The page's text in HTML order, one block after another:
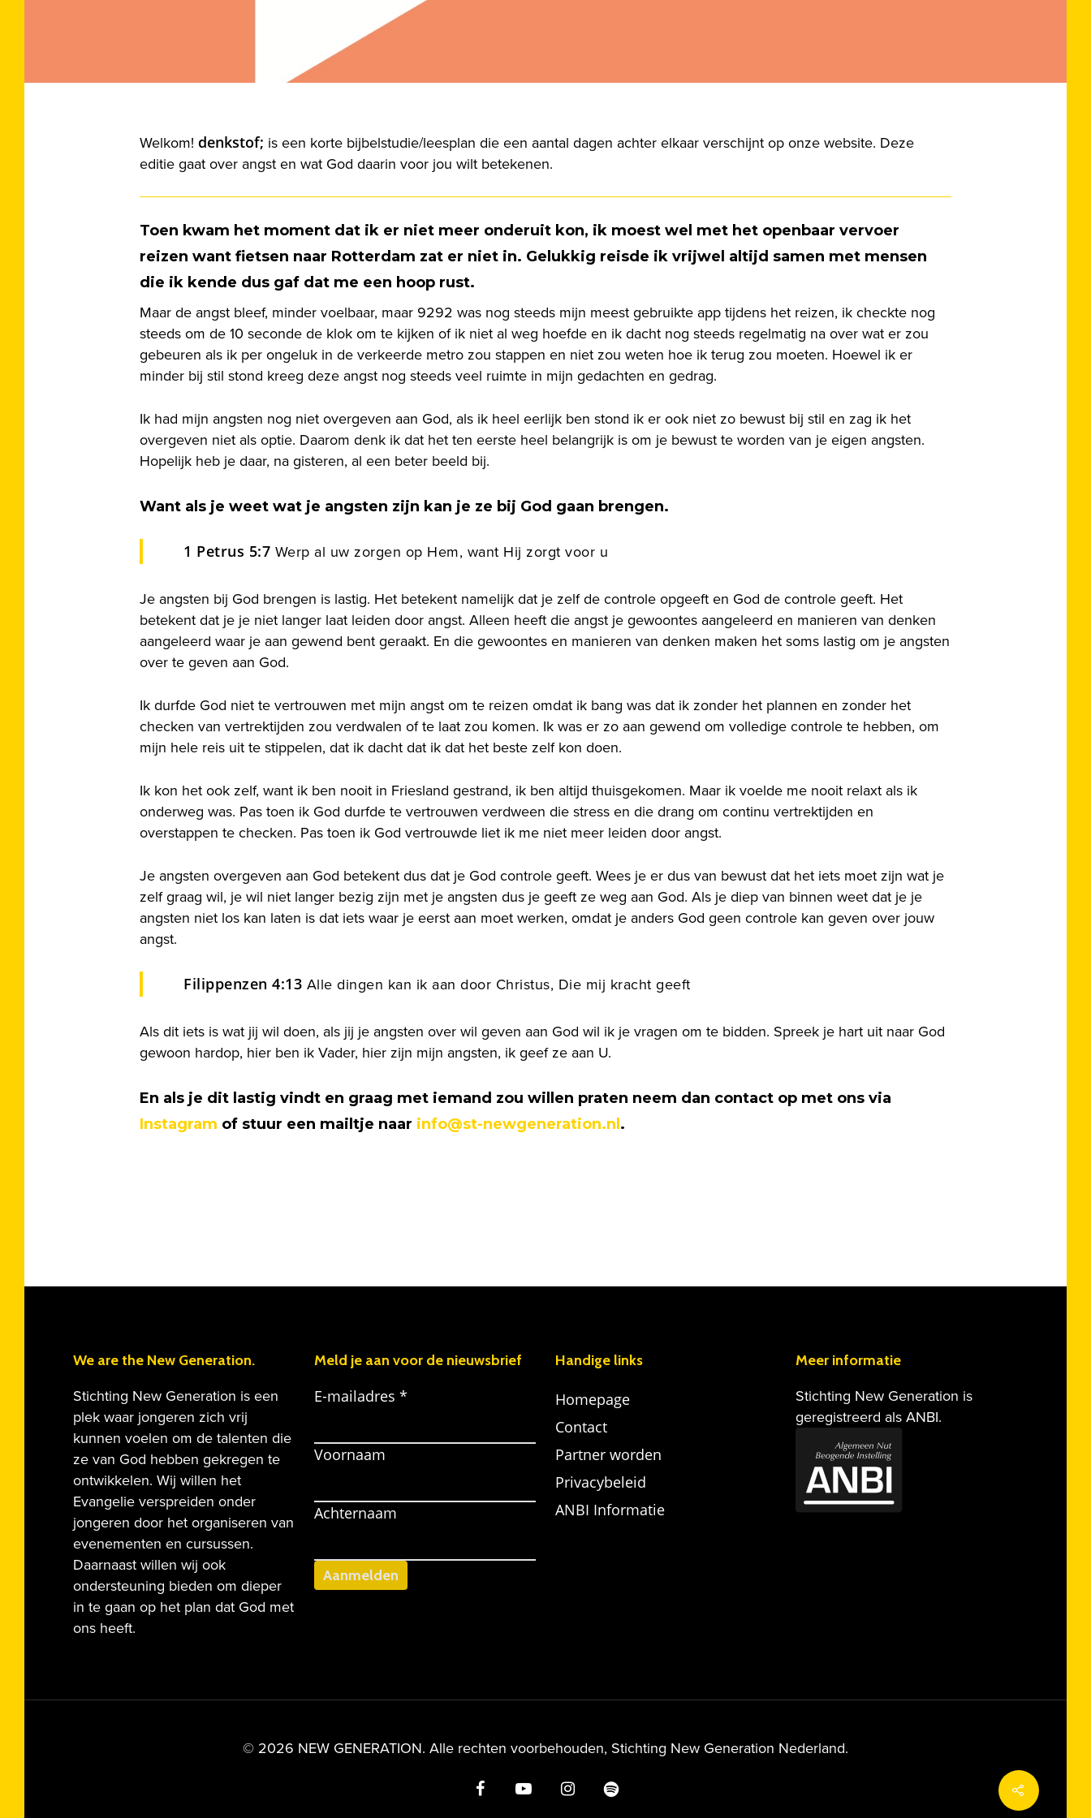
Hit enter to search or ESC to close
Welkom! denkstof; is een korte bijbelstudie/leesplan die een aantal dagen achter elkaar verschijnt op onze website. Deze
editie gaat over angst en wat God daarin voor jou wilt betekenen.
Toen kwam het moment dat ik er niet meer onderuit kon, ik moest wel met het openbaar vervoer
reizen want fietsen naar Rotterdam zat er niet in. Gelukkig reisde ik vrijwel altijd samen met mensen
die ik kende dus gaf dat me een hoop rust.
Maar de angst bleef, minder voelbaar, maar 9292 was nog steeds mijn meest gebruikte app tijdens het reizen, ik checkte nog
steeds om de 10 seconde de klok om te kijken of ik niet al weg hoefde en ik dacht nog steeds regelmatig na over wat er zou
gebeuren als ik per ongeluk in de verkeerde metro zou stappen en niet zou weten hoe ik terug zou moeten. Hoewel ik er
minder bij stil stond kreeg deze angst nog steeds veel ruimte in mijn gedachten en gedrag.
Ik had mijn angsten nog niet overgeven aan God, als ik heel eerlijk ben stond ik er ook niet zo bewust bij stil en zag ik het
overgeven niet als optie. Daarom denk ik dat het ten eerste heel belangrijk is om je bewust te worden van je eigen angsten.
Hopelijk heb je daar, na gisteren, al een beter beeld bij.
Want als je weet wat je angsten zijn kan je ze bij God gaan brengen.
1 Petrus 5:7 Werp al uw zorgen op Hem, want Hij zorgt voor u
Je angsten bij God brengen is lastig. Het betekent namelijk dat je zelf de controle opgeeft en God de controle geeft. Het
betekent dat je je niet langer laat leiden door angst. Alleen heeft die angst je gewoontes aangeleerd en manieren van denken
aangeleerd waar je aan gewend bent geraakt. En die gewoontes en manieren van denken maken het soms lastig om je angsten
over te geven aan God.
Ik durfde God niet te vertrouwen met mijn angst om te reizen omdat ik bang was dat ik zonder het plannen en zonder het
checken van vertrektijden zou verdwalen of te laat zou komen. Ik was er zo aan gewend om volledige controle te hebben, om
mijn hele reis uit te stippelen, dat ik dacht dat ik dat het beste zelf kon doen.
Ik kon het ook zelf, want ik ben nooit in Friesland gestrand, ik ben altijd thuisgekomen. Maar ik voelde me nooit relaxt als ik
onderweg was. Pas toen ik God durfde te vertrouwen verdween die stress en die drang om continu vertrektijden en
overstappen te checken. Pas toen ik God vertrouwde liet ik me niet meer leiden door angst.
Je angsten overgeven aan God betekent dus dat je God controle geeft. Wees je er dus van bewust dat het iets moet zijn wat je
zelf graag wil, je wil niet langer bezig zijn met je angsten dus je geeft ze weg aan God. Als je diep van binnen weet dat je je
angsten niet los kan laten is dat iets waar je eerst aan moet werken, omdat je anders God geen controle kan geven over jouw
angst.
Filippenzen 4:13 Alle dingen kan ik aan door Christus, Die mij kracht geeft
Als dit iets is wat jij wil doen, als jij je angsten over wil geven aan God wil ik je vragen om te bidden. Spreek je hart uit naar God
gewoon hardop, hier ben ik Vader, hier zijn mijn angsten, ik geef ze aan U.
En als je dit lastig vindt en graag met iemand zou willen praten neem dan contact op met ons via
Instagram of stuur een mailtje naar info@st-newgeneration.nl .
We are the New Generation.
Stichting New Generation is een
plek waar jongeren zich vrij
kunnen voelen om de talenten die
ze van God hebben gekregen te
ontwikkelen. Wij willen het
Evangelie verspreiden onder
jongeren door het organiseren van
evenementen en cursussen.
Daarnaast willen wij ook
ondersteuning bieden om dieper
in te gaan op het plan dat God met
ons heeft.
Meld je aan voor de nieuwsbrief
E-mailadres *
Voornaam
Achternaam
Handige links
Homepage
Contact
Partner worden
Privacybeleid
ANBI Informatie
Meer informatie
Stichting New Generation is
geregistreerd als ANBI.
© 2026 NEW GENERATION. Alle rechten voorbehouden, Stichting New Generation Nederland.